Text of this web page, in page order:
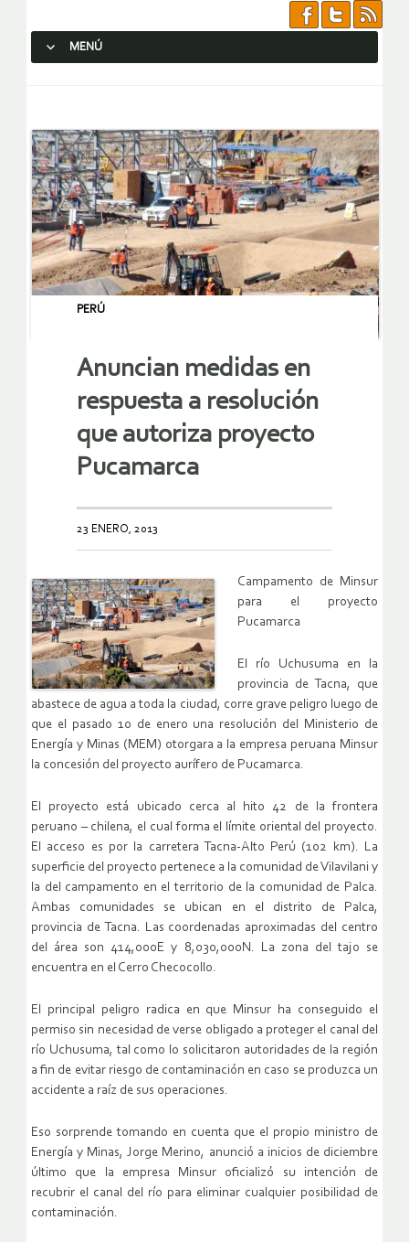
MENÚ
PERÚ
Anuncian medidas en
respuesta a resolución
que autoriza proyecto
Pucamarca
23 ENERO, 2013
Campamento de Minsur
para el proyecto
Pucamarca
El río Uchusuma en la
provincia de Tacna, que
abastece de agua a toda la ciudad, corre grave peligro luego de
que el pasado 10 de enero una resolución del Ministerio de
Energía y Minas (MEM) otorgara a la empresa peruana Minsur
la concesión del proyecto aurífero de Pucamarca.
El proyecto está ubicado cerca al hito 42 de la frontera
peruano – chilena, el cual forma el límite oriental del proyecto.
El acceso es por la carretera Tacna-Alto Perú (102 km). La
superficie del proyecto pertenece a la comunidad de Vilavilani y
la del campamento en el territorio de la comunidad de Palca.
Ambas comunidades se ubican en el distrito de Palca,
provincia de Tacna. Las coordenadas aproximadas del centro
del área son 414,000E y 8,030,000N. La zona del tajo se
encuentra en el Cerro Checocollo.
El principal peligro radica en que Minsur ha conseguido el
permiso sin necesidad de verse obligado a proteger el canal del
río Uchusuma, tal como lo solicitaron autoridades de la región
a fin de evitar riesgo de contaminación en caso se produzca un
accidente a raíz de sus operaciones.
Eso sorprende tomando en cuenta que el propio ministro de
Energía y Minas, Jorge Merino, anunció a inicios de diciembre
último que la empresa Minsur oficializó su intención de
recubrir el canal del río para eliminar cualquier posibilidad de
contaminación.